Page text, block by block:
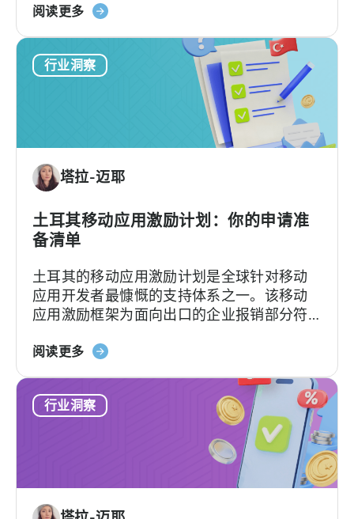
followed a different path. It produced a
then a second, and now a third. As
Batuhan Avucan, founder of Mobidictum,
explained during a recent episode of
阅读更多about
Türkiye’s
Us
行业洞察
塔拉-迈耶
土耳其移动应用激励计划：你的申请准
备清单
土耳其的移动应用激励计划是全球针对移动
应用开发者最慷慨的支持体系之一。该移动
应用激励框架为面向出口的企业报销部分符
场准入费用，具体支持力度和上限因类别及
阅读更多关
耳
行业洞察